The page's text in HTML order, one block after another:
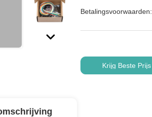
Betalingsvoorwaarden:
Krijg Beste Prijs